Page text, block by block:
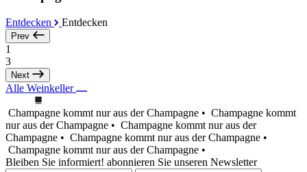
Entdecken Entdecken
Prev
1
3
Next
Alle Weinkeller
Champagne kommt nur aus der Champagne • Champagne kommt
nur aus der Champagne • Champagne kommt nur aus der
Champagne • Champagne kommt nur aus der Champagne •
Champagne kommt nur aus der Champagne •
Bleiben Sie informiert! abonnieren Sie unseren Newsletter